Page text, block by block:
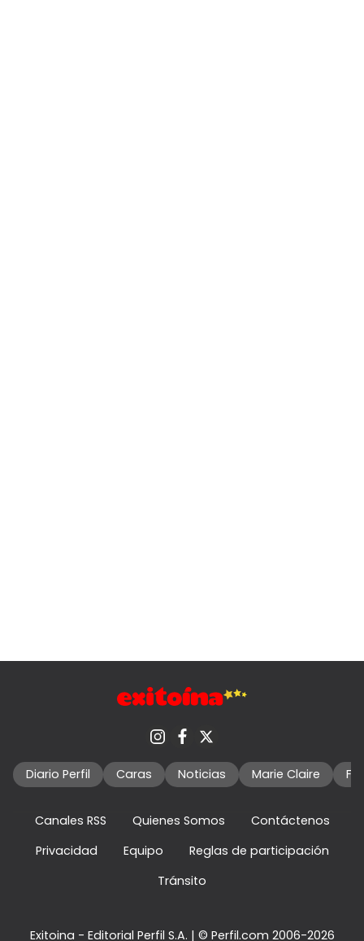
Diario Perfil Caras Noticias Marie Claire
Canales RSS Quienes Somos
Contáctenos
Privacidad
Equipo
Reglas de participación
Tránsito
Exitoina - Editorial Perfil S.A. | © Perfil.com 2006-2026